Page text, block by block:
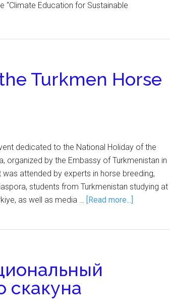
Education for Sustainable
Turkmen Horse
dedicated to the National Holiday of the
organized by the Embassy of Turkmenistan in
attended by experts in horse breeding,
students from Turkmenistan studying at
as well as media … [Read more...]
скакуна